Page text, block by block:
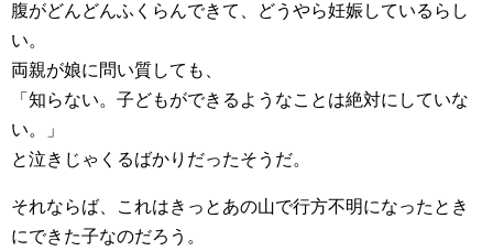
腹がどんどんふくらんできて、どうやら妊娠しているらし
い。
両親が娘に問い質しても、
「知らない。子どもができるようなことは絶対にしていな
い。」
と泣きじゃくるばかりだったそうだ。
それならば、これはきっとあの山で行方不明になったとき
にできた子なのだろう。